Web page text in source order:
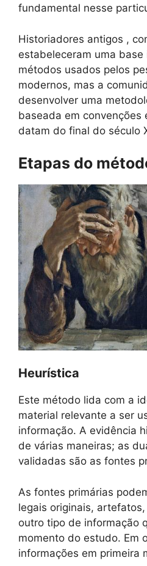
fundamental nesse
Historiadores antigos ,
estabeleceram uma base
métodos usados ​​pelos
modernos, mas a
desenvolver uma
baseada em convenções
datam do final do século
Etapas do
Heurística
Este método lida com a
material relevante a ser
informação. A evidência
de várias maneiras; as
validadas são as fontes
As fontes primárias
legais originais,
outro tipo de informação
momento do estudo. Em
informações em primeira